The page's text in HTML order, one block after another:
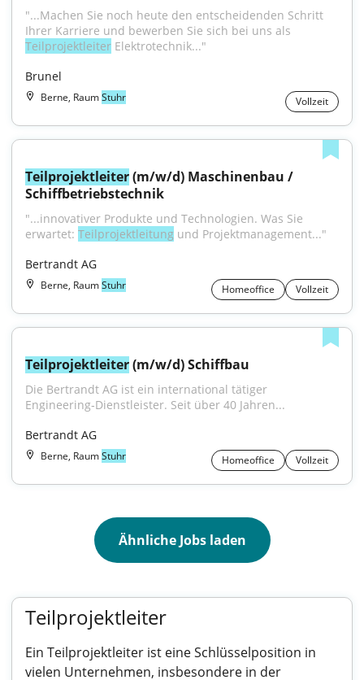
"...Machen Sie noch heute den entscheidenden Schritt
Teilprojektleiter Elektrotechnik..."
Brunel
Berne, RaumStuhr Vollzeit
Teilprojektleiter (m/w/d) Maschinenbau /
Schiffbetriebstechnik
"...innovativer Produkte und Technologien. Was Sie
erwartet: Teilprojektleitung und Projektmanagement..."
Bertrandt AG
Berne, RaumStuhr Homeoffice Vollzeit
Teilprojektleiter (m/w/d) Schiffbau
Die Bertrandt AG ist ein international tätiger
Engineering‑Dienstleister. Seit über 40 Jahren...
Bertrandt AG
Berne, RaumStuhr Homeoffice Vollzeit
Ähnliche Jobs laden
Teilprojektleiter
Ein Teilprojektleiter ist eine Schlüsselposition in
vielen Unternehmen, insbesondere in der